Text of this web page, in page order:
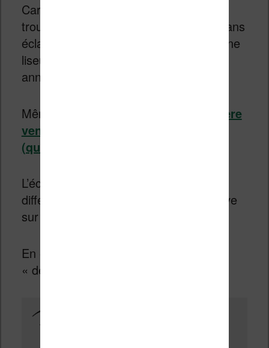
Car, aujourd’hui, il est impossible de
trouver une liseuse correcte et fiable sans
éclairage à moins de se tourner vers une
liseuse d’occasion qui a déjà quelques
années.
Même
la liseuse Kindle la moins chère
vendue chez Amazon à un éclairage
(qu’on peut donc désactiver)
L’éclairage présent sur une liseuse est
différent d’un rétroéclairage qu’on trouve
sur un smartphone ou une tablette.
En effet, la lumière ne vient pas de
« dessous » l’écran mais des côtés.